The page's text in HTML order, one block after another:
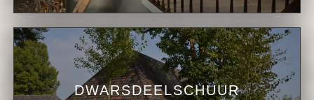
DWARSDEELSCHUUR